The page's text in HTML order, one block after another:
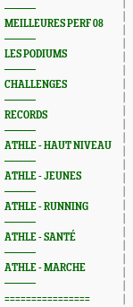
MEILLEURES PERF 08
LES PODIUMS
CHALLENGES
RECORDS
ATHLE - HAUT NIVEAU
ATHLE - JEUNES
ATHLE - RUNNING
ATHLE - SANTÉ
ATHLE - MARCHE
================